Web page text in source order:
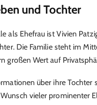
und Tochter
als Ehefrau ist Vivien
Die Familie steht im
großen Wert auf
über ihre Tochter
vieler prominenter